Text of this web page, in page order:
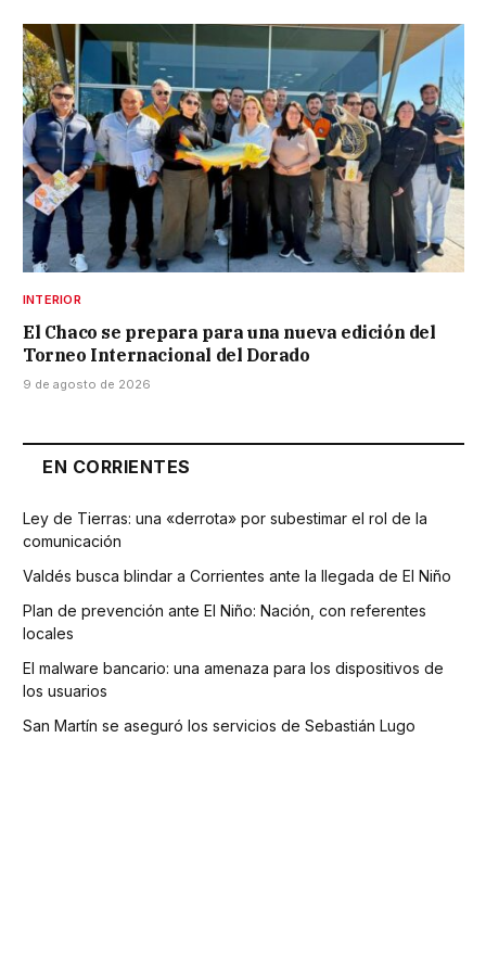
INTERIOR
El Chaco se prepara para una nueva edición del
Torneo Internacional del Dorado
9 de agosto de 2026
EN CORRIENTES
Ley de Tierras: una «derrota» por subestimar el rol de la
comunicación
Valdés busca blindar a Corrientes ante la llegada de El Niño
Plan de prevención ante El Niño: Nación, con referentes
locales
El malware bancario: una amenaza para los dispositivos de
los usuarios
San Martín se aseguró los servicios de Sebastián Lugo